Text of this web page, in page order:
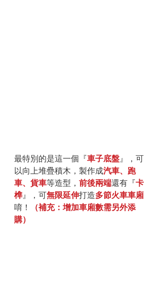
最特別的是這一個『車子底盤』，可
以向上堆疊積木，製作成汽車、跑
車、貨車等造型， 前後兩端還有『卡
榫』，可無限延伸打造多節火車車廂
唷！
（補充：增加車廂數需另外添
購）